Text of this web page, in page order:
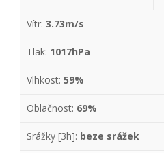
Vítr: 3.73m/s
Tlak: 1017hPa
Vlhkost: 59%
Oblačnost: 69%
Srážky [3h]: beze srážek